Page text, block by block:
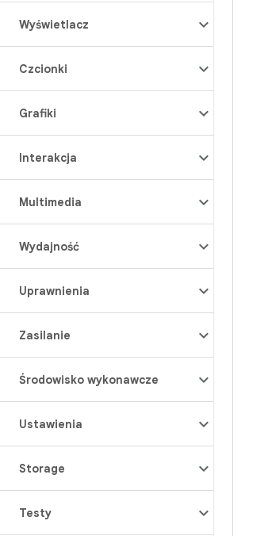
Wyświetlacz
Czcionki
Grafiki
Interakcja
Multimedia
Wydajność
Uprawnienia
Zasilanie
Środowisko wykonawcze
Ustawienia
Storage
Testy